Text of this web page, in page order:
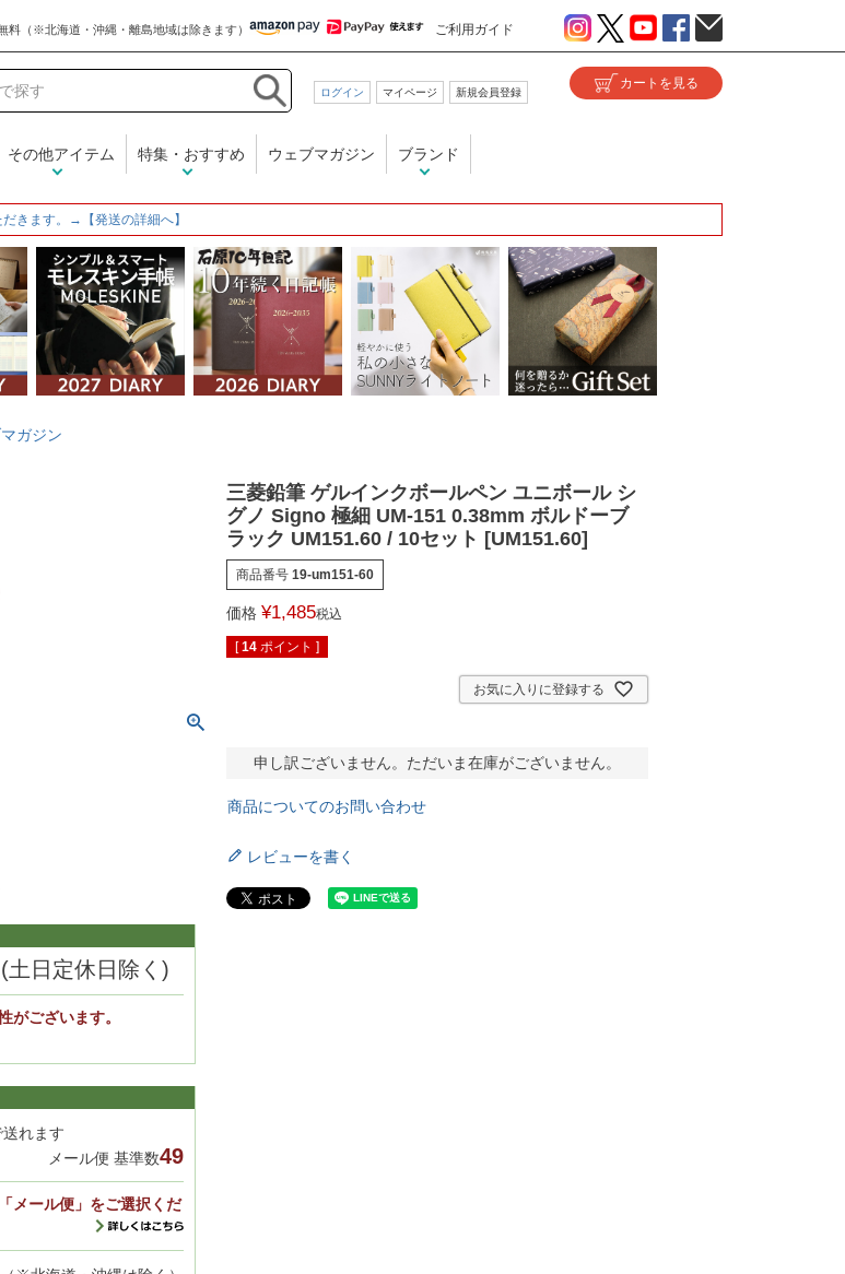
ご利用ガイド
ログイン マイページ 新規会員登録
その他アイテム 特集・おすすめ ウェブマガジン ブランド
きます。→【発送の詳細へ】
ガジン
土日定休日除く)
がございます。
れます
メール便 基準数49
メール便」をご選択くだ
三菱鉛筆 ゲルインクボールペン ユニボール シ
グノ Signo 極細 UM-151 0.38mm ボルドーブ
ラック UM151.60 / 10セット [UM151.60]
商品番号 19-um151-60
価格 ¥1,485税込
[14 ポイント ]
お気に入りに登録する
申し訳ございません。ただいま在庫がございません。
商品についてのお問い合わせ
レビューを書く